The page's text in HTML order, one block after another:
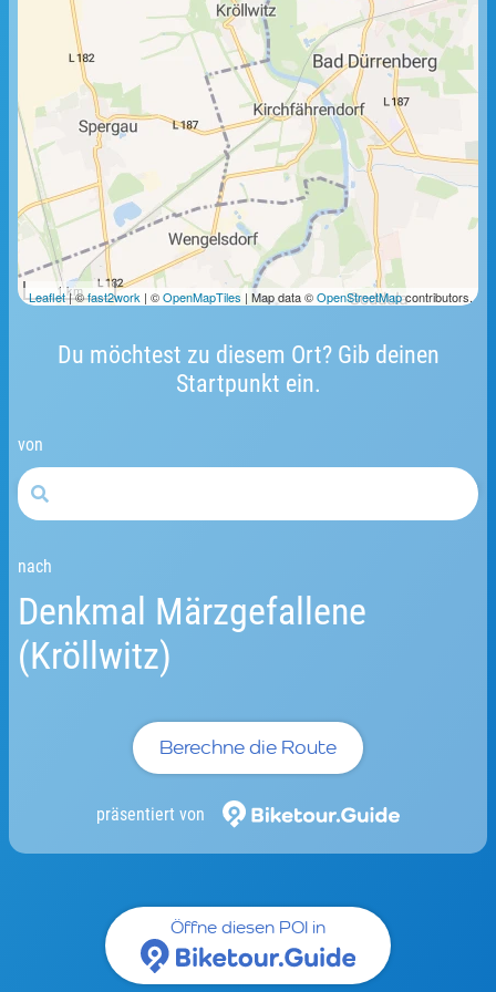
Du möchtest zu diesem Ort? Gib deinen
Startpunkt ein.
von
nach
Denkmal Märzgefallene
(Kröllwitz)
Berechne die Route
präsentiert von
1 km
Leaflet| ©fast2work | ©OpenMapTiles | Map data ©OpenStreetMapcontributors.
Öffne diesen POI in